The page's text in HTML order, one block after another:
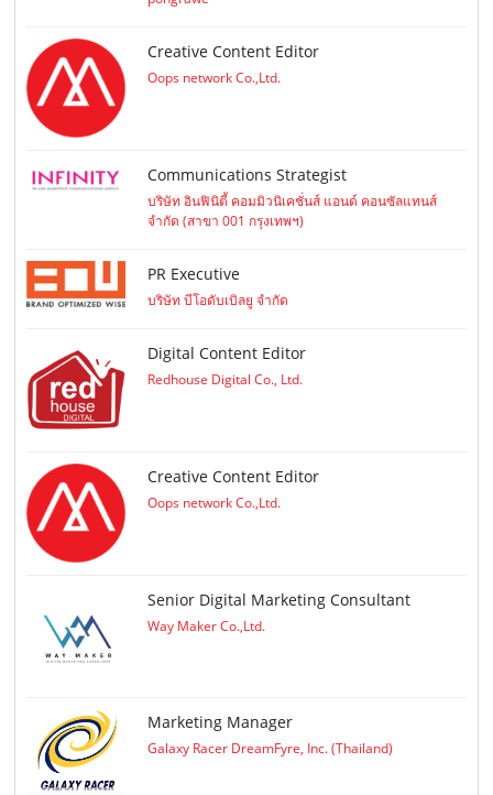
Creative Content Editor
Oops network Co.,Ltd.
Communications Strategist
บริษัท อินฟินิตี้ คอมมิวนิเคชั่นส์ แอนด์ คอนซัลแทนส์
จำกัด (สาขา 001 กรุงเทพฯ)
PR Executive
บริษัท บีโอดับเบิลยู จำกัด
Digital Content Editor
Redhouse Digital Co., Ltd.
Creative Content Editor
Oops network Co.,Ltd.
Senior Digital Marketing Consultant
Way Maker Co.,Ltd.
Marketing Manager
Galaxy Racer DreamFyre, Inc. (Thailand)